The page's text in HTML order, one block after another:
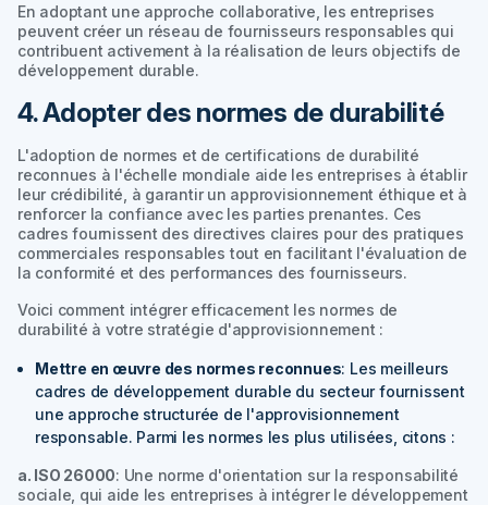
En adoptant une approche collaborative, les entreprises
peuvent créer un réseau de fournisseurs responsables qui
contribuent activement à la réalisation de leurs objectifs de
développement durable.
4. Adopter des normes de durabilité
L'adoption de normes et de certifications de durabilité
reconnues à l'échelle mondiale aide les entreprises à établir
leur crédibilité, à garantir un approvisionnement éthique et à
renforcer la confiance avec les parties prenantes. Ces
cadres fournissent des directives claires pour des pratiques
commerciales responsables tout en facilitant l'évaluation de
la conformité et des performances des fournisseurs.
Voici comment intégrer efficacement les normes de
durabilité à votre stratégie d'approvisionnement :
Mettre en œuvre des normes reconnues: Les meilleurs
cadres de développement durable du secteur fournissent
une approche structurée de l'approvisionnement
responsable. Parmi les normes les plus utilisées, citons :
a. ISO 26000: Une norme d'orientation sur la responsabilité
sociale, qui aide les entreprises à intégrer le développement